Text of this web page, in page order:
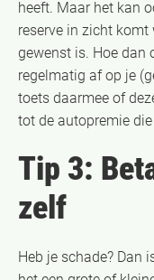
heeft. Maar het kan
reserve in zicht
gewenst is. Hoe dan
regelmatig af op je
toets daarmee of
tot de autopremie
Tip 3:
zelf
Heb je schade? Dan